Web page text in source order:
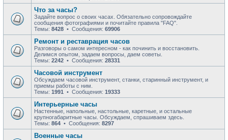
Что за часы?
Задайте вопрос о своих часах. Обязательно сопровождайте
сообщения фотографиями и почитайте правила "FAQ".
Темы: 8428 • Сообщения: 69906
Ремонт и реставрация часов
Разговоры о самом интересном - как починить и восстановить.
Делимся опытом, задаем вопросы, даем советы.
Темы: 2242 • Сообщения: 28331
Часовой инструмент
Обсуждаем часовой инструмент, станки, старинный инструмент, и
приемы работы с ним.
Темы: 1991 • Сообщения: 19333
Интерьерные часы
Настенные, напольные, настольные, каретные, и остальные
крупногабаритные часы. Обсуждаем, спрашиваем здесь.
Темы: 864 • Сообщения: 8297
Военные часы